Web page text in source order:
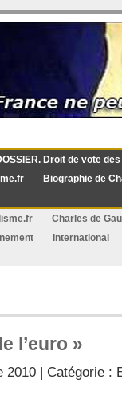
Droit de vote
Biographie de
Charles de
International
l’euro »
2010 | Catégorie :